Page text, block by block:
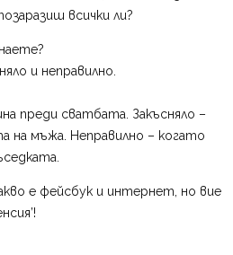
всички ли?
и неправилно.
преди сватбата. Закъсняло –
на мъжа. Неправилно – когато
е фейсбук и интернет, но вие